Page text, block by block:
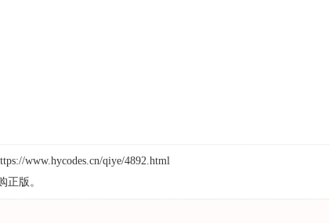
www.hycodes.cn/qiye/4892.html
正版。